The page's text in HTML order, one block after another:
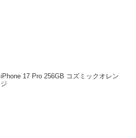
iPhone 17 Pro 256GB コズミックオレン
ジ